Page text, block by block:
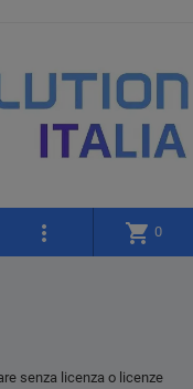
 shopping_cart 0
senza licenza o licenze